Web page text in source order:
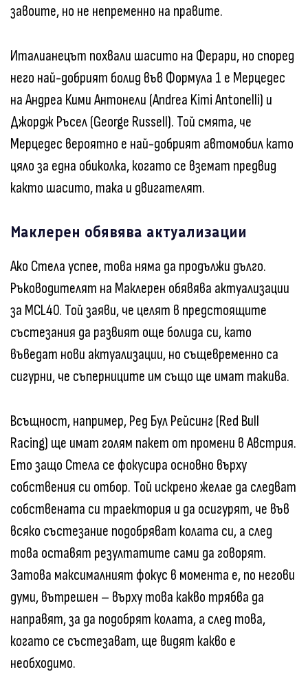
завоите, но не непременно на правите.
Италианецът похвали шасито на Ферари, но според
него най-добрият болид във Формула 1 е Мерцедес
на Андреа Кими Антонели (Andrea Kimi Antonelli) и
Джордж Ръсел (George Russell). Той смята, че
Мерцедес вероятно е най-добрият автомобил като
цяло за една обиколка, когато се вземат предвид
както шасито, така и двигателят.
Маклерен обявява актуализации
Ако Стела успее, това няма да продължи дълго.
Ръководителят на Маклерен обявява актуализации
за MCL40. Той заяви, че целят в предстоящите
състезания да развият още болида си, като
въведат нови актуализации, но същевременно са
сигурни, че съперниците им също ще имат такива.
Всъщност, например, Ред Бул Рейсинг (Red Bull
Racing) ще имат голям пакет от промени в Австрия.
Ето защо Стела се фокусира основно върху
собствения си отбор. Той искрено желае да следват
собствената си траектория и да осигурят, че във
всяко състезание подобряват колата си, а след
това оставят резултатите сами да говорят.
Затова максималният фокус в момента е, по негови
думи, вътрешен – върху това какво трябва да
направят, за да подобрят колата, а след това,
когато се състезават, ще видят какво е
необходимо.